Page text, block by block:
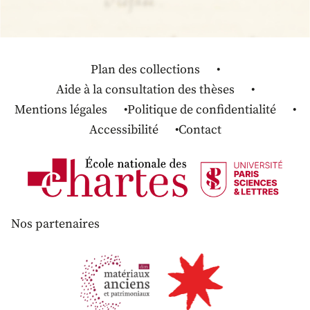
Plan des collections
Aide à la consultation des thèses
Mentions légales
Politique de confidentialité
Accessibilité
Contact
Nos partenaires